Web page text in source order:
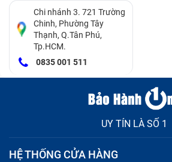
Chi nhánh 3. 721 Trường
Chinh, Phường Tây
Thạnh, Q.Tân Phú,
Tp.HCM.
0835 001 511
UY TÍN LÀ SỐ 1
HỆ THỐNG CỬA HÀNG